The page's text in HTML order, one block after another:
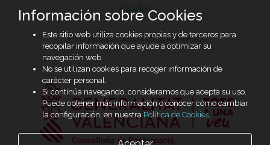
Ayudas
Proyecto subvencionado
Información sobre Cookies
Este sitio web utiliza cookies propias y de terceros para
recopilar información que ayude a optimizar su
navegación web.
No se utilizan cookies para recoger información de
carácter personal.
Si continúa navegando, consideramos que acepta su uso.
Puede obtener más información o conocer cómo cambiar
la configuración, en nuestra Política de Cookies.